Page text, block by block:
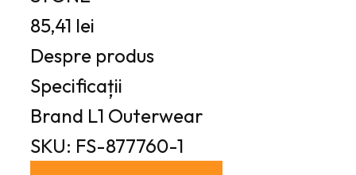
85,41 lei
Despre produs
Specificații
Brand L1 Outerwear
SKU: FS-877760-1